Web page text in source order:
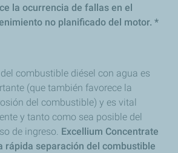
la ocurrencia de fallas en el
no planificado del motor. *
combustible diésel con agua es
(que también favorece la
del combustible) y es vital
y tanto como sea posible del
de ingreso. Excellium Concentrate
rápida separación del combustible